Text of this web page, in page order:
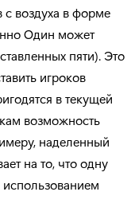
с воздуха в форме
Один может
пяти). Это
игроков
в текущей
возможность
наделенный
на то, что одну